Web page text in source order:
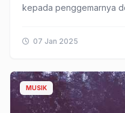
kepada penggemarnya
07 Jan 2025
MUSIK